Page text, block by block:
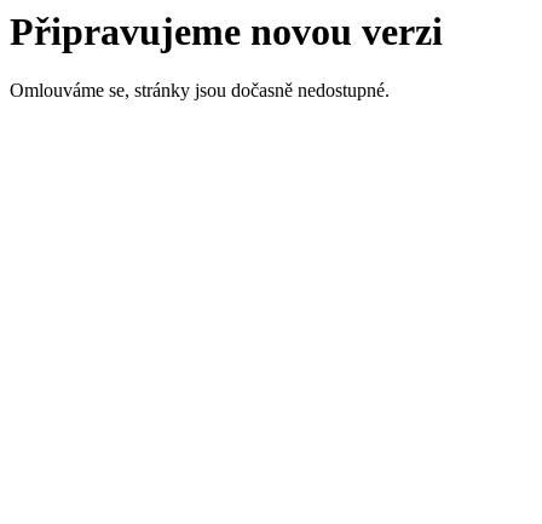
Připravujeme novou verzi
Omlouváme se, stránky jsou dočasně nedostupné.